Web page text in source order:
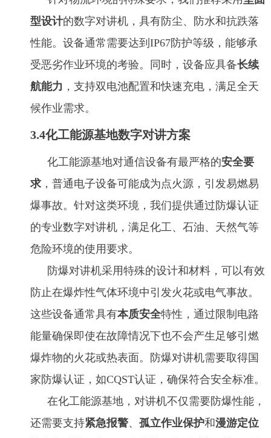
型设计的数字对讲机，具有防尘、防水和抗跌落
性能。设备通常需要达到IP67防护等级，能够承
受恶劣作业环境的考验。同时，设备应具备长续
航能力 ，支持双电池配置和快速充电，满足全天
候作业需求。
3.4化工能源基地数字对讲方案
化工能源基地对通信设备有最严格的安全要
求 ，普通电子设备可能成为点火源，引发易燃易
爆事故。针对这类环境，我们提供通过防爆认证
的专业数字对讲机，满足化工、石油、天然气等
危险环境的使用要求。
防爆对讲机采用特殊的设计和材料，可以有效
防止在爆炸性气体环境中引发火花或电气事故。
这些设备通常具有本质安全特性，通过限制电路
能量确保即使在故障情况下也不会产生足够引燃
爆炸物的火花或热表面。防爆对讲机需要取得国
家防爆认证，如CQST认证，确保符合安全标准。
在化工能源基地，对讲机不仅需要防爆性能，
还需要支持紧急报警、 孤立作业保护和漫游定位